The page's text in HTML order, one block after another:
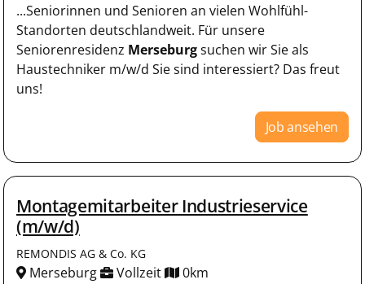
...Seniorinnen und Senioren an vielen Wohlfühl-
Standorten deutschlandweit. Für unsere
Seniorenresidenz Merseburgsuchen wir Sie als
Haustechniker m/w/d Sie sind interessiert? Das freut
uns!
Job ansehen
Montagemitarbeiter Industrieservice
(m/w/d)
REMONDIS AG & Co. KG
Merseburg Vollzeit 0km